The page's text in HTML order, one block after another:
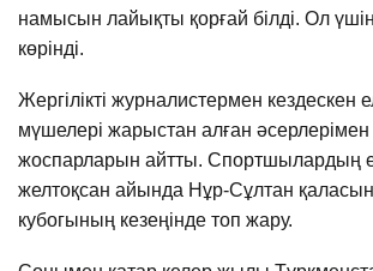
намысын лайықты қорғай білді. Ол
көрінді.
Жергілікті журналистермен кездескен
мүшелері жарыстан алған әсерлерімен
жоспарларын айтты. Спортшылардың
желтоқсан айында Нұр-Сұлтан
кубогының кезеңінде топ жару.